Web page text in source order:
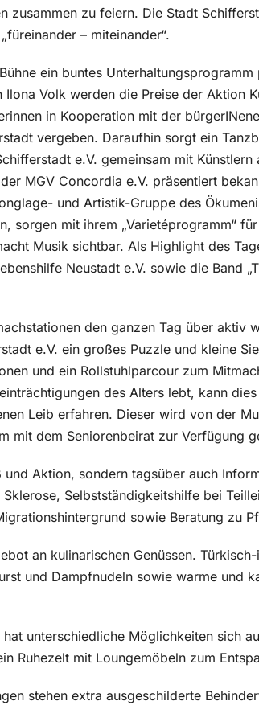
zusammen zu feiern. Die Stadt
– miteinander“.
ein buntes
Volk werden die Preise der Aktion
in Kooperation mit der
vergeben. Daraufhin sorgt ein
e.V. gemeinsam mit
MGV Concordia e.V. präsentiert
und Artistik-Gruppe des
sorgen mit ihrem „Varietéprogramm“
Musik sichtbar. Als Highlight des
Neustadt e.V. sowie die Band
den ganzen Tag über aktiv
e.V. ein großes Puzzle und kleine
und ein Rollstuhlparcour zum
des Alters lebt, kann
Leib erfahren. Dieser wird von der
mit dem Seniorenbeirat zur Verfügung
und Aktion, sondern tagsüber auch
Selbstständigkeitshilfe bei
sowie Beratung zu
an kulinarischen Genüssen.
und Dampfnudeln sowie warme und
unterschiedliche Möglichkeiten sich
Ruhezelt mit Loungemöbeln zum
stehen extra ausgeschilderte